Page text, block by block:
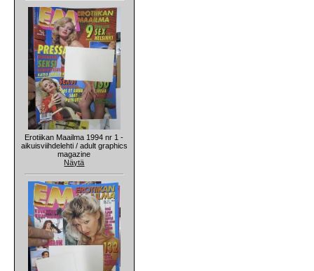
Erotiikan Maailma 1994 nr 1 -
aikuisviihdelehti / adult graphics
magazine
Näytä